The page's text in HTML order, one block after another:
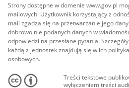
Strony dostępne w domenie www.gov.pl
mailowych. Użytkownik korzystający z
mail zgadza się na przetwarzanie jego
dobrowolnie podanych danych w
odpowiedzi na przesłane pytania.
każdą z jednostek znajdują się w ich
osobowych.
Treści tekstowe
wyłączeniem treści